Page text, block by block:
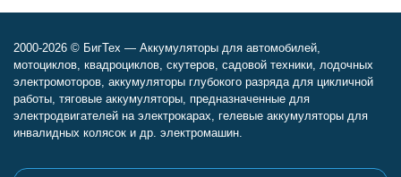
2000-2026 © БигТех — Аккумуляторы для автомобилей,
мотоциклов, квадроциклов, скутеров, садовой техники, лодочных
электромоторов, аккумуляторы глубокого разряда для цикличной
работы, тяговые аккумуляторы, предназначенные для
электродвигателей на электрокарах, гелевые аккумуляторы для
инвалидных колясок и др. электромашин.